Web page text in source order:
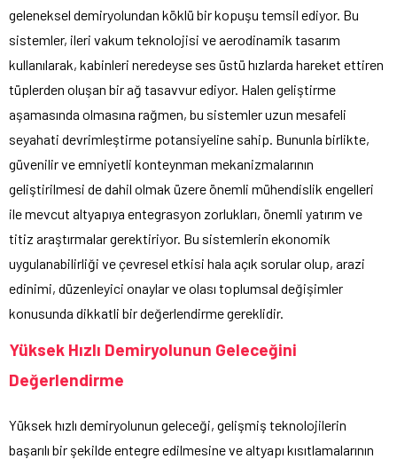
geleneksel demiryolundan köklü bir kopuşu temsil ediyor. Bu
sistemler, ileri vakum teknolojisi ve aerodinamik tasarım
kullanılarak, kabinleri neredeyse ses üstü hızlarda hareket ettiren
tüplerden oluşan bir ağ tasavvur ediyor. Halen geliştirme
aşamasında olmasına rağmen, bu sistemler uzun mesafeli
seyahati devrimleştirme potansiyeline sahip. Bununla birlikte,
güvenilir ve emniyetli konteynman mekanizmalarının
geliştirilmesi de dahil olmak üzere önemli mühendislik engelleri
ile mevcut altyapıya entegrasyon zorlukları, önemli yatırım ve
titiz araştırmalar gerektiriyor. Bu sistemlerin ekonomik
uygulanabilirliği ve çevresel etkisi hala açık sorular olup, arazi
edinimi, düzenleyici onaylar ve olası toplumsal değişimler
konusunda dikkatli bir değerlendirme gereklidir.
Yüksek Hızlı Demiryolunun Geleceğini
Değerlendirme
Yüksek hızlı demiryolunun geleceği, gelişmiş teknolojilerin
başarılı bir şekilde entegre edilmesine ve altyapı kısıtlamalarının